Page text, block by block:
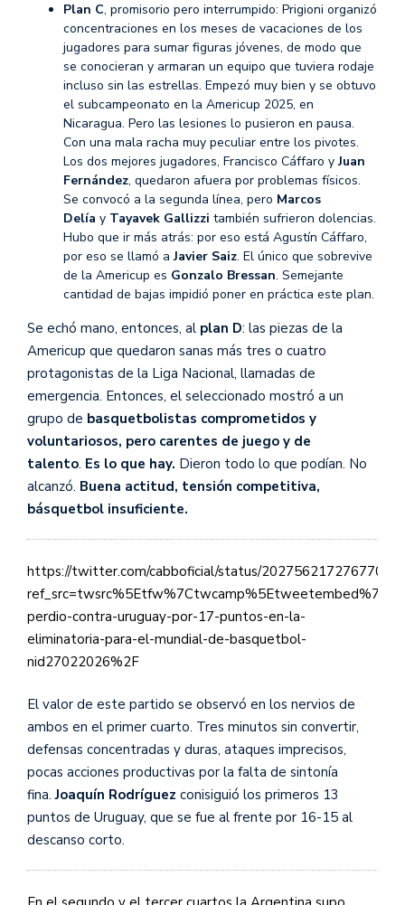
Plan C, promisorio pero interrumpido: Prigioni organizó
concentraciones en los meses de vacaciones de los
jugadores para sumar figuras jóvenes, de modo que
se conocieran y armaran un equipo que tuviera rodaje
incluso sin las estrellas. Empezó muy bien y se obtuvo
el subcampeonato en la Americup 2025, en
Nicaragua. Pero las lesiones lo pusieron en pausa.
Con una mala racha muy peculiar entre los pivotes.
Los dos mejores jugadores, Francisco Cáffaro yJuan
Fernández, quedaron afuera por problemas físicos.
Se convocó a la segunda línea, pero Marcos
Delía y Tayavek Gallizzi también sufrieron dolencias.
Hubo que ir más atrás: por eso está Agustín Cáffaro,
por eso se llamó aJavier Saiz. El único que sobrevive
de la Americup es Gonzalo Bressan. Semejante
cantidad de bajas impidió poner en práctica este plan.
Se echó mano, entonces, al plan D: las piezas de la
Americup que quedaron sanas más tres o cuatro
protagonistas de la Liga Nacional, llamadas de
emergencia. Entonces, el seleccionado mostró a un
grupo de basquetbolistas comprometidos y
voluntariosos, pero carentes de juego y de
talento. Es lo que hay. Dieron todo lo que podían. No
alcanzó. Buena actitud, tensión competitiva,
básquetbol insuficiente.
https://twitter.com/cabboficial/status/
perdio-contra-uruguay-por-17-puntos-en-la-
eliminatoria-para-el-mundial-de-basquetbol-
nid27022026%2F
El valor de este partido se observó en los nervios de
ambos en el primer cuarto. Tres minutos sin convertir,
defensas concentradas y duras, ataques imprecisos,
pocas acciones productivas por la falta de sintonía
fina.Joaquín Rodríguez conisiguió los primeros 13
puntos de Uruguay, que se fue al frente por 16-15 al
descanso corto.